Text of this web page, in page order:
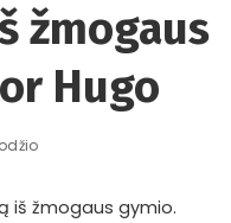
žmogaus
Hugo
iš žmogaus gymio.